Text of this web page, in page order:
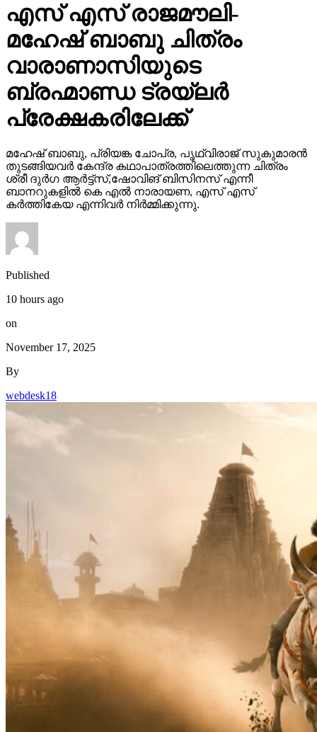
എസ് എസ് രാജമൗലി-
മഹേഷ് ബാബു ചിത്രം
വാരാണാസിയുടെ
ബ്രഹ്മാണ്ഡ ട്രയ്ലർ
പ്രേക്ഷകരിലേക്ക്
മഹേഷ് ബാബു, പ്രിയങ്ക ചോപ്ര, പൃഥ്വിരാജ് സുകുമാരൻ
തുടങ്ങിയവർ കേന്ദ്ര കഥാപാത്രത്തിലെത്തുന്ന ചിത്രം
ശ്രീ ദുർഗ ആർട്ട്സ്,ഷോവിങ് ബിസിനസ് എന്നീ
ബാനറുകളിൽ കെ എൽ നാരായണ, എസ് എസ്
കർത്തികേയ എന്നിവർ നിർമ്മിക്കുന്നു.
Published
10 hours ago
on
November 17, 2025
By
webdesk18